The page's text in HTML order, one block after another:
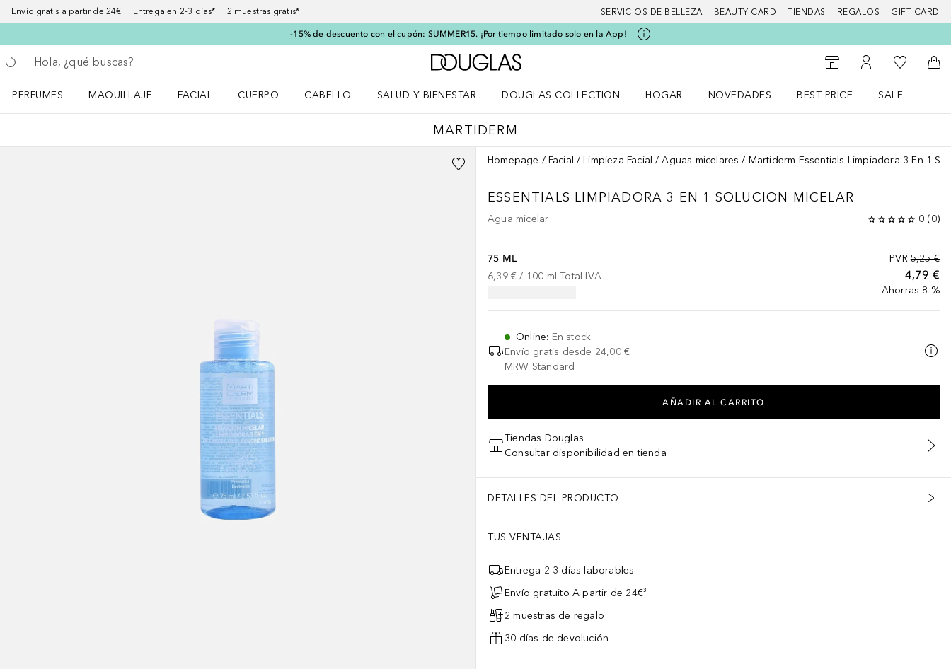
Envío gratis a partir de 24€ Entrega en 2-3 días* 2 muestras gratis* SERVICIOS DE BELLEZA BEAUTY CARD TIENDAS REGALOS GIFT CARD
-15% de descuento con el cupón: SUMMER15. ¡Por tiempo limitado solo en la App!
Regresar
Ejecutar búsqueda
A Douglas Home
Al Storefinder
Mi cuenta
Mi lista de
A
PERFUMES
MAQUILLAJE
FACIAL
CUERPO
CABELLO
SALUD Y BIENESTAR
DOUGLAS COLLECTION
HOGAR
NOVEDADES
BEST PRICE
SALE
MARTIDERM
Homepage Facial Limpieza Facial Aguas micelares Martiderm Essentials Limpiadora 3 En 1
ESSENTIALS LIMPIADORA 3 EN 1 SOLUCION MICELAR
Agua micelar 0 (0)
PVR 5,25 €
4,79 €
Ahorras 8 %
75 ML
6,39 € / 100 ml Total IVA
Online: En stock
Envío gratis desde 24,00 €
MRW Standard
AÑADIR AL CARRITO
Tiendas Douglas
Consultar disponibilidad en tienda
DETALLES DEL PRODUCTO
TUS VENTAJAS
Entrega 2-3 días laborables
Envío gratuito A partir de 24€³
2 muestras de regalo
30 días de devolución